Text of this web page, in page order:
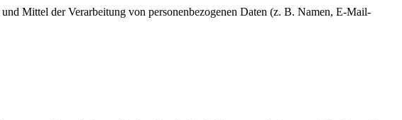
Mittel der Verarbeitung von personenbezogenen Daten (z. B. Namen, E-Mail-